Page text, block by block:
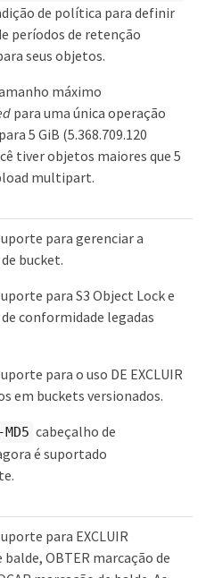
de política para definir
períodos de retenção
seus objetos.
máximo
para uma única operação
5 GiB (5.368.709.120
tiver objetos maiores que 5
multipart.
para gerenciar a
bucket.
para S3 Object Lock e
conformidade legadas
para o uso DE EXCLUIR
em buckets versionados.
cabeçalho de
é suportado
para EXCLUIR
balde, OBTER marcação de